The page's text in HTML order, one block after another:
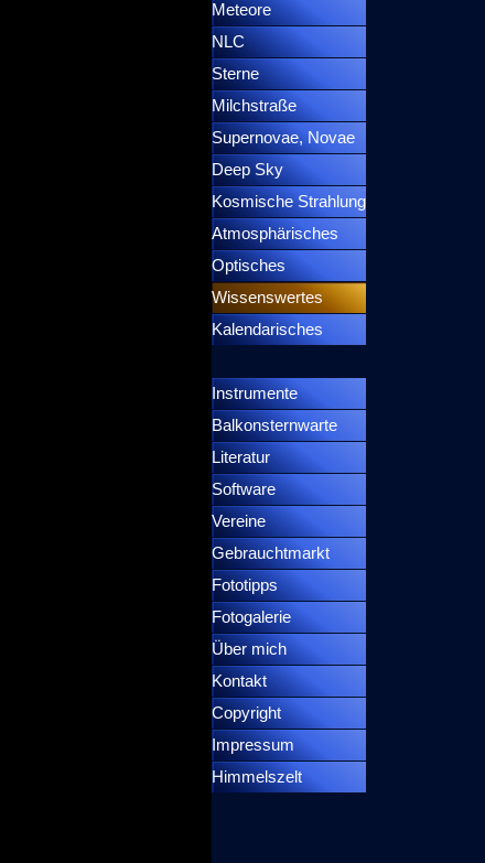
Meteore
NLC
Sterne
Milchstraße
Supernovae, Novae
Deep Sky
Kosmische Strahlung
Atmosphärisches
Optisches
Wissenswertes
Kalendarisches
Instrumente
Balkonsternwarte
Literatur
Software
Vereine
Gebrauchtmarkt
Fototipps
Fotogalerie
Über mich
Kontakt
Copyright
Impressum
Himmelszelt